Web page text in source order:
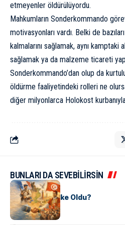
etmeyenler öldürülüyordu.
Mahkumların Sonderkommando
motivasyonları vardı. Belki de
kalmalarını sağlamak, aynı kamptaki
sağlamak ya da malzeme ticareti
Sonderkommando’dan olup da
öldürme faaliyetindeki rolleri ne
diğer milyonlarca Holokost
BUNLARI DA SEVEBİLİRSİN
KÜLTÜR
Tunus Nasıl Ülke Oldu?